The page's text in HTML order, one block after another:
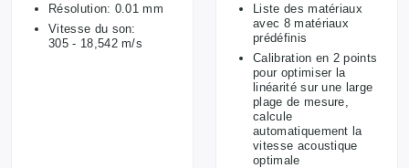
Résolution: 0.01 mm
Vitesse du son:
305 - 18,542 m/s
Liste des matériaux
avec 8 matériaux
prédéfinis
Calibration en 2 points
pour optimiser la
linéarité sur une large
plage de mesure,
calcule
automatiquement la
vitesse acoustique
optimale